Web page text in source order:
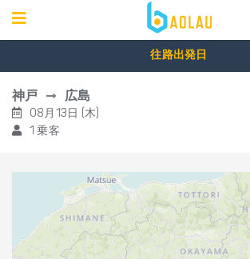
往路出発日
神戸 広島
08月13日 (木)
1 乗客